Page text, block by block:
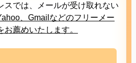
では、メールが受け取れない
、Gmailなどのフリーメー
薦めいたします。